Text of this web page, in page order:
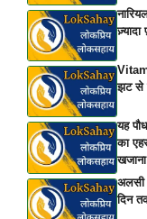
झट से
यह
का
अलसी
दिन